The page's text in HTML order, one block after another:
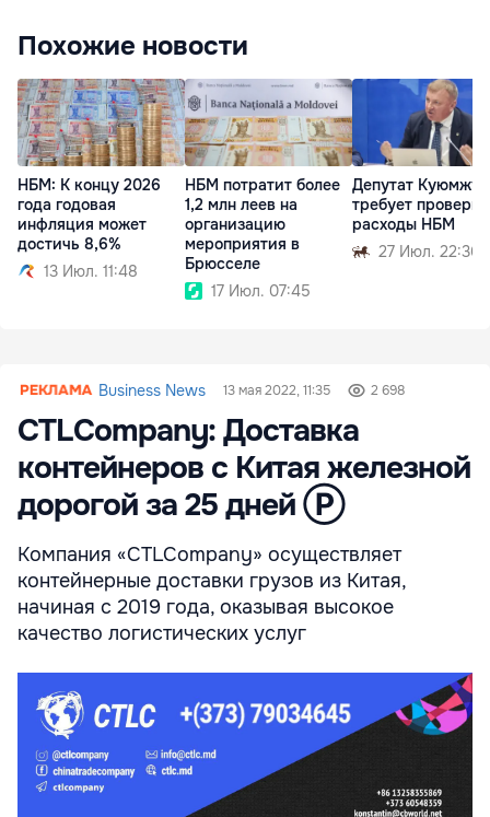
Похожие новости
НБМ: К концу 2026
года годовая
инфляция может
достичь 8,6%
13 Июл. 11:48
НБМ потратит более
1,2 млн леев на
организацию
мероприятия в
Брюсселе
17 Июл. 07:45
Депутат Куюмжу
требует
расходы НБМ
27 Июл. 22:36
Business News 13 мая 2022, 11:35 2 698
CTLCompany: Доставка
контейнеров с Китая железной
дорогой за 25 дней Ⓟ
Компания «CTLCompany» осуществляет
контейнерные доставки грузов из Китая,
начиная с 2019 года, оказывая высокое
качество логистических услуг